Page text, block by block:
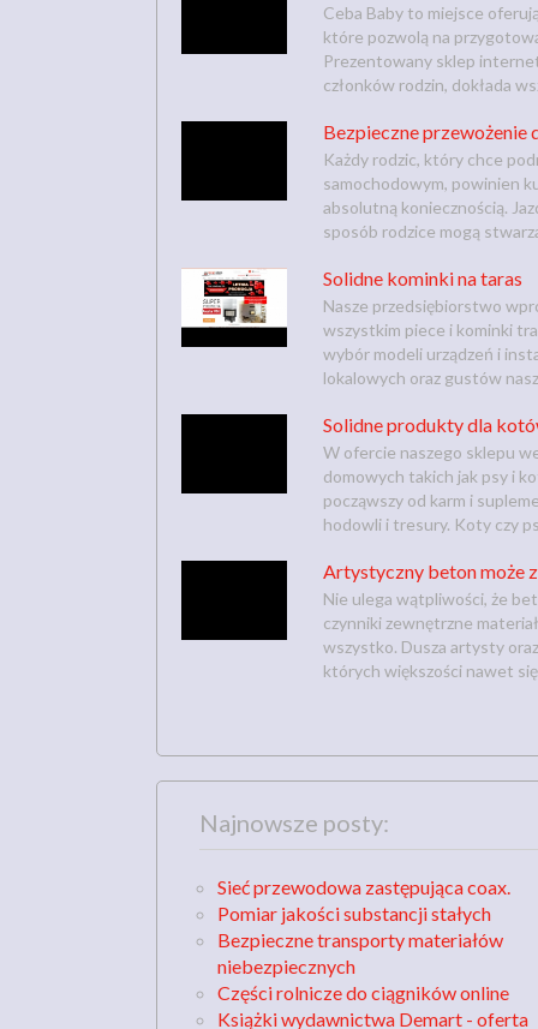
Ceba Baby to miejsce
które pozwolą na
Prezentowany sklep
członków rodzin, dokłada
Bezpieczne przewożenie
Każdy rodzic, który chce
samochodowym, powinien
absolutną koniecznością.
sposób rodzice mogą
Solidne kominki na taras
Nasze przedsiębiorstwo
wszystkim piece i kominki
wybór modeli urządzeń i
lokalowych oraz gustów
Solidne produkty dla
W ofercie naszego sklepu
domowych takich jak psy i
począwszy od karm i
hodowli i tresury. Koty czy
Artystyczny beton może
Nie ulega wątpliwości, że
czynniki zewnętrzne
wszystko. Dusza artysty
których większości nawet
Najnowsze posty:
Sieć przewodowa zastępująca coax.
Pomiar jakości substancji stałych
Bezpieczne transporty materiałów
niebezpiecznych
Części rolnicze do ciągników online
Książki wydawnictwa Demart - oferta